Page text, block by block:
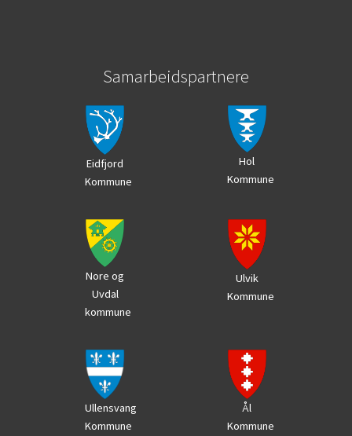
Samarbeidspartnere
Eidfjord
Kommune
Hol
Kommune
Nore og
Uvdal
kommune
Ulvik
Kommune
Ullensvang
Kommune
Ål
Kommune